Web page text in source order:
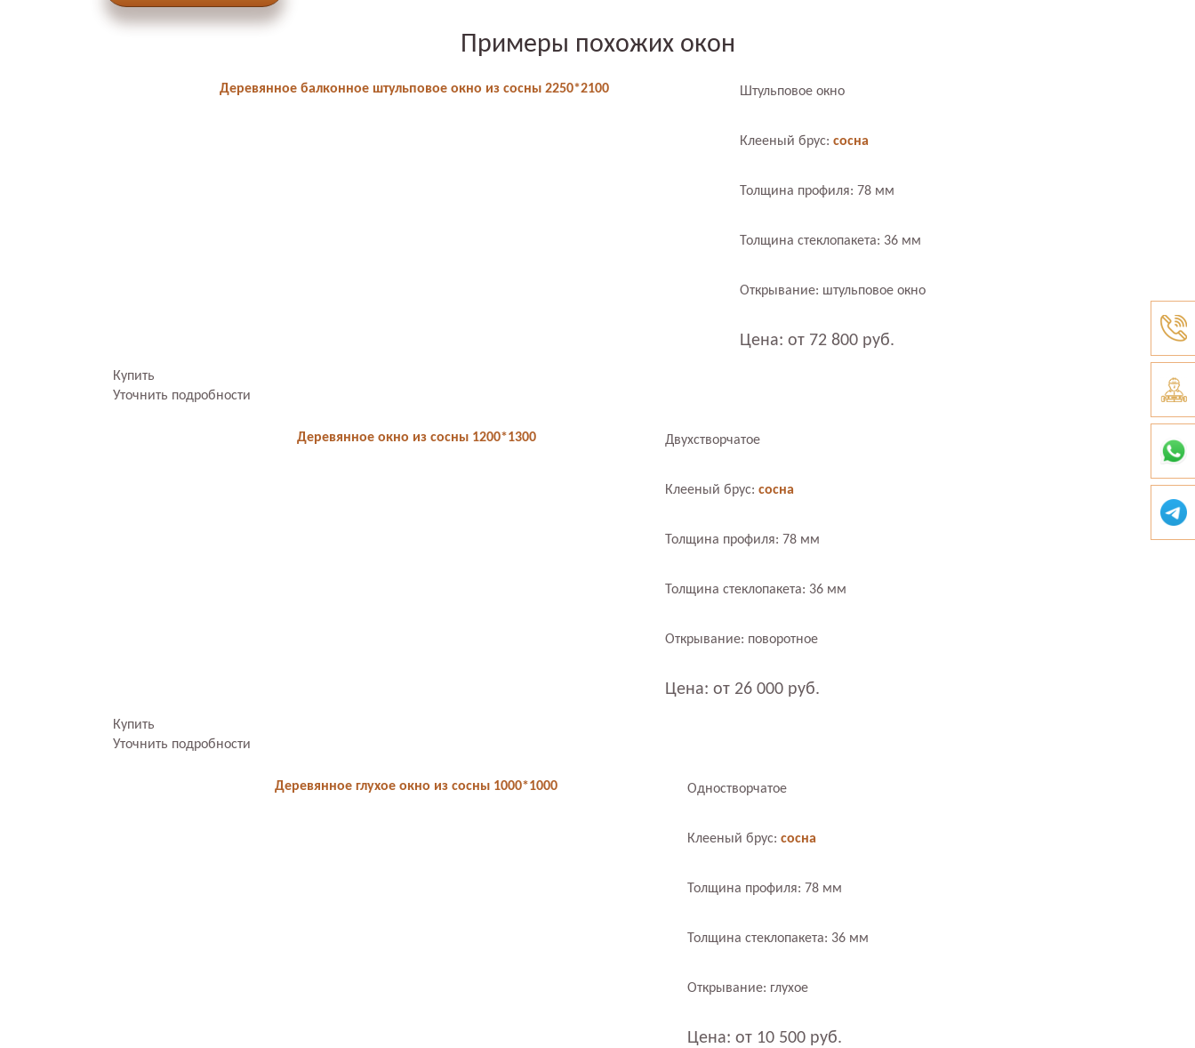
Примеры похожих окон
Деревянное балконное штульповое окно из сосны 2250*2100 Штульповое окно
Клееный брус:сосна
Толщина профиля: 78 мм
Толщина стеклопакета: 36 мм
Открывание: штульповое окно
Цена: от 72 800 руб.
Купить
Уточнить подробности
Деревянное окно из сосны 1200*1300 Двухстворчатое
Клееный брус:сосна
Толщина профиля: 78 мм
Толщина стеклопакета: 36 мм
Открывание: поворотное
Цена: от 26 000 руб.
Купить
Уточнить подробности
Деревянное глухое окно из сосны 1000*1000 Одностворчатое
Клееный брус: сосна
Толщина профиля: 78 мм
Толщина стеклопакета: 36 мм
Открывание: глухое
Цена: от 10 500 руб.